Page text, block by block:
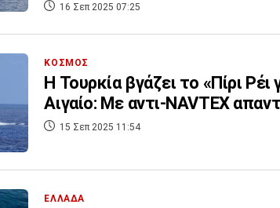
16 Σεπ 2025 07:25
ΚΟΣΜΟΣ
Η Τουρκία βγάζει το «Πίρι Ρέι
Αιγαίο: Με αντι-NAVTEX
15 Σεπ 2025 11:54
ΕΛΛΑΔΑ